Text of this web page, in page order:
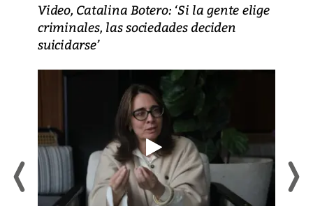
Video, Catalina Botero: ‘Si la gente elige
criminales, las sociedades deciden
suicidarse’